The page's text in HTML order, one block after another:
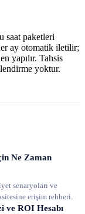
saat paketleri
ay otomatik iletilir;
yapılır. Tahsis
yoktur.
Ne Zaman
senaryoları ve
erişim rehberi.
ve ROI Hesabı